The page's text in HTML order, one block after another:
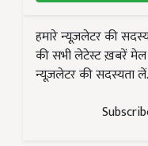
हमारे न्यूज़लेटर की
की सभी लेटेस्ट ख़बरें
न्यूज़लेटर की सदस्यता लें.